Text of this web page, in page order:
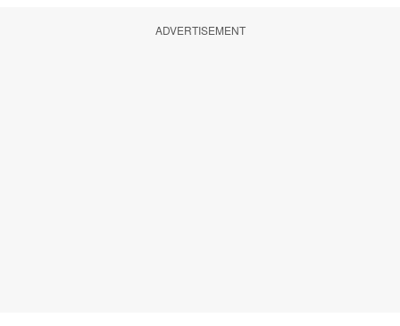
ADVERTISEMENT